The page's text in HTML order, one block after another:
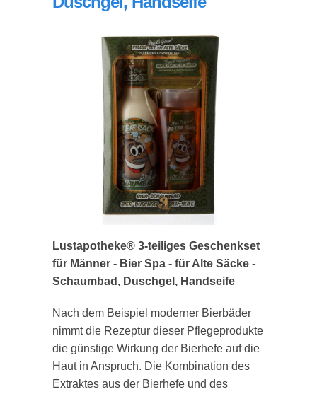
Lustapotheke® 3-teiliges Geschenkset
für Männer - Bier Spa - für Alte Säcke -
Schaumbad, Duschgel, Handseife
Nach dem Beispiel moderner Bierbäder
nimmt die Rezeptur dieser Pflegeprodukte
die günstige Wirkung der Bierhefe auf die
Haut in Anspruch. Die Kombination des
Extraktes aus der Bierhefe und des